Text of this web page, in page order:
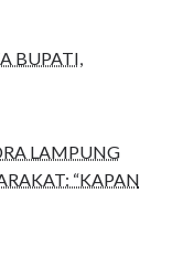
BUPATI,
LAMPUNG
“KAPAN